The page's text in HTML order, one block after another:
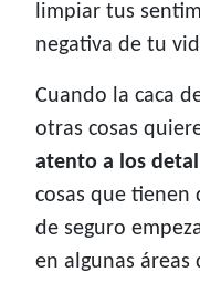
limpiar tus
negativa de tu
Cuando la caca
otras cosas
atento a los
cosas que
de seguro
en algunas áreas